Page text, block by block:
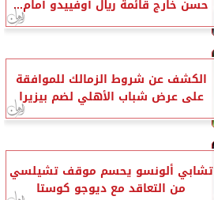
حسن خارج قائمة ريال أوفييدو أمام...
الكشف عن شروط الزمالك للموافقة
على عرض شباب الأهلي لضم بيزيرا
تشابي ألونسو يحسم موقف تشيلسي
من التعاقد مع ديوجو كوستا